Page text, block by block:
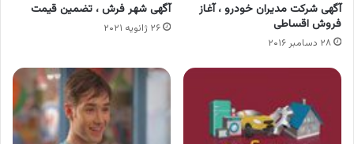
آگهی شرکت مدیران خودرو ، آغاز
فروش اقساطی
۲۸ دسامبر ۲۰۱۶
آگهی شهر فرش ، تضمین قیمت
۲۶ ژانویه ۲۰۲۱